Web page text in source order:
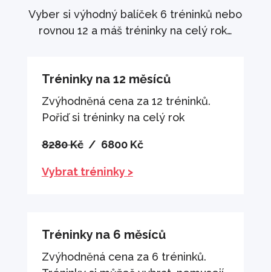
Vyber si výhodný balíček 6 tréninků nebo
rovnou 12 a máš tréninky na celý rok…
Tréninky na 12 měsíců
Zvýhodněná cena za 12 tréninků.
Pořiď si tréninky na celý rok
8280 Kč/ 6800 Kč
Vybrat tréninky >
Tréninky na 6 měsíců
Zvýhodněná cena za 6 tréninků.